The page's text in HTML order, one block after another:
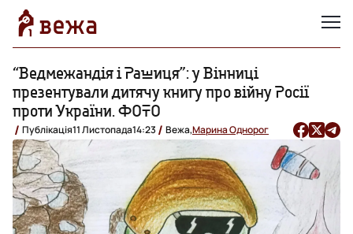
“Ведмежандія і Рашиця”: у Вінниці
презентували дитячу книгу про війну Росії
проти України. ФОТО
Публікація11 Листопада14:23 Вежа,Марина Однорог